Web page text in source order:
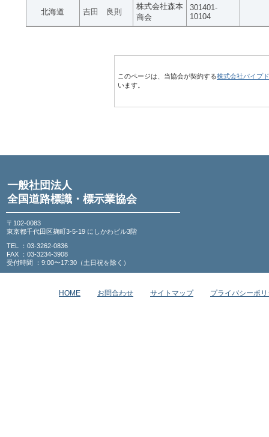
北海道 吉田 良則
株式会社森本
商会
301401-
10104
このページは、当協会が契約する株式会社パイプ
います。
一般社団法人
全国道路標識・標示業協会
〒102-0083
東京都千代田区麹町3-5-19 にしかわビル3階
TEL ：03-3262-0836
FAX ：03-3234-3908
受付時間 ：9:00〜17:30（土日祝を除く）
HOME お問合わせ サイトマップ プライバシーポ